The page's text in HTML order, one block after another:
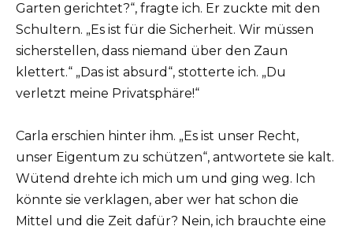
Garten gerichtet?“, fragte ich. Er zuckte mit den
Schultern. „Es ist für die Sicherheit. Wir müssen
sicherstellen, dass niemand über den Zaun
klettert.“ „Das ist absurd“, stotterte ich. „Du
verletzt meine Privatsphäre!“
Carla erschien hinter ihm. „Es ist unser Recht,
unser Eigentum zu schützen“, antwortete sie kalt.
Wütend drehte ich mich um und ging weg. Ich
könnte sie verklagen, aber wer hat schon die
Mittel und die Zeit dafür? Nein, ich brauchte eine